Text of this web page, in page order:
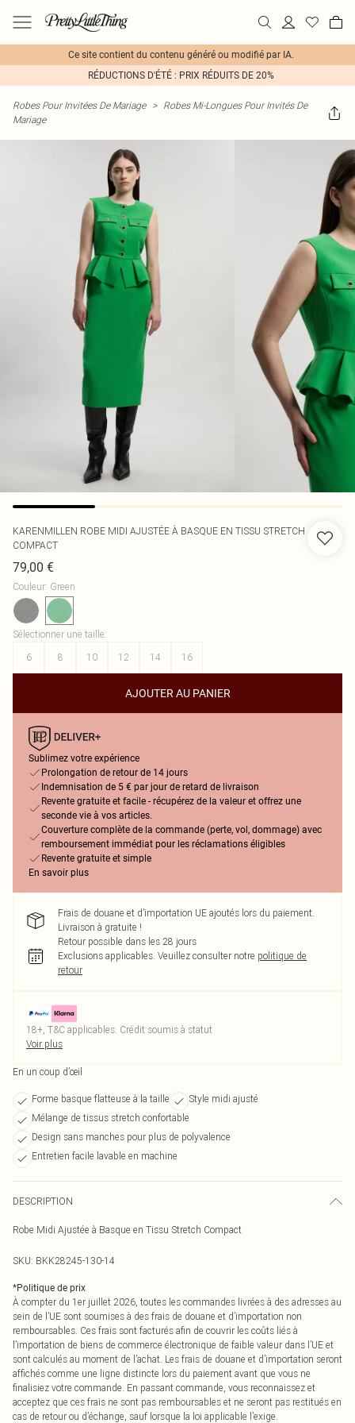
Ce site contient du contenu généré ou modifié par IA.
RÉDUCTIONS D'ÉTÉ : PRIX RÉDUITS DE 20%
Robes Pour Invitées De Mariage > Robes Mi-Longues Pour Invités De
Mariage
KARENMILLEN ROBE MIDI AJUSTÉE À BASQUE EN TISSU STRETCH
COMPACT
79,00 €
Couleur: Green
Sélectionner une taille:
6
8 10 12 14 16
AJOUTER AU PANIER
Sublimez votre expérience
Prolongation de retour de 14 jours
Indemnisation de 5 € par jour de retard de livraison
Revente gratuite et facile - récupérez de la valeur et offrez une
seconde vie à vos articles.
Couverture complète de la commande (perte, vol, dommage) avec
remboursement immédiat pour les réclamations éligibles
Revente gratuite et simple
En savoir plus
Frais de douane et d’importation UE ajoutés lors du paiement.
Livraison à gratuite !
Retour possible dans les 28 jours
Exclusions applicables. Veuillez consulter notre politique de
retour
18+, T&C applicables. Crédit soumis à statut
Voir plus
En un coup d’œil
Forme basque flatteuse à la taille
Style midi ajusté
Mélange de tissus stretch confortable
Design sans manches pour plus de polyvalence
Entretien facile lavable en machine
DESCRIPTION
Robe Midi Ajustée à Basque en Tissu Stretch Compact
SKU: BKK28245-130-14
*Politique de prix
À compter du 1er juillet 2026, toutes les commandes livrées à des adresses au
sein de l’UE sont soumises à des frais de douane et d’importation non
remboursables. Ces frais sont facturés afin de couvrir les coûts liés à
l’importation de biens de commerce électronique de faible valeur dans l’UE et
sont calculés au moment de l’achat. Les frais de douane et d’importation seront
affichés comme une ligne distincte lors du paiement avant que vous ne
finalisiez votre commande. En passant commande, vous reconnaissez et
acceptez que ces frais ne sont pas remboursables et ne seront pas restitués en
cas de retour ou d’échange, sauf lorsque la loi applicable l’exige.